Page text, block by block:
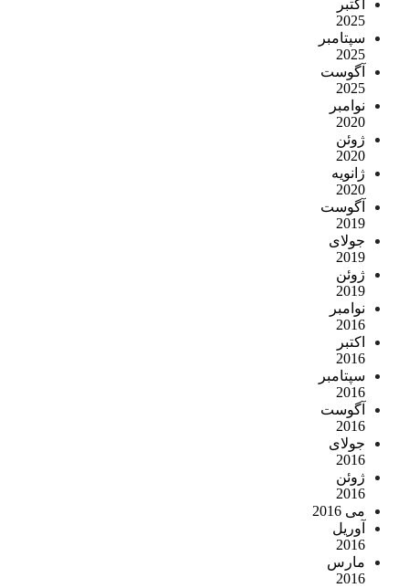
اکتبر
2025
سپتامبر
2025
آگوست
2025
نوامبر
2020
ژوئن
2020
ژانویه
2020
آگوست
2019
جولای
2019
ژوئن
2019
نوامبر
2016
اکتبر
2016
سپتامبر
2016
آگوست
2016
جولای
2016
ژوئن
2016
می 2016
آوریل
2016
مارس
2016